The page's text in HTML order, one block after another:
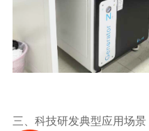
三、科技研发典型应用场景